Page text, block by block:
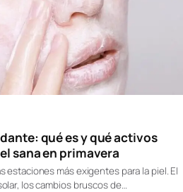
qué es y qué activos
sana en primavera
estaciones más exigentes para la piel. El
los cambios bruscos de…